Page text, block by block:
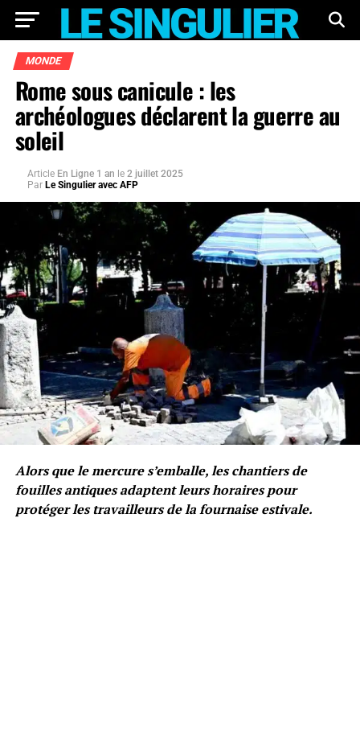
MONDE
Rome sous canicule : les
archéologues déclarent la guerre au
soleil
Article En Ligne 1 an le 2 juillet 2025
Par Le Singulier avec AFP
Alors que le mercure s’emballe, les chantiers de
fouilles antiques adaptent leurs horaires pour
protéger les travailleurs de la fournaise estivale.